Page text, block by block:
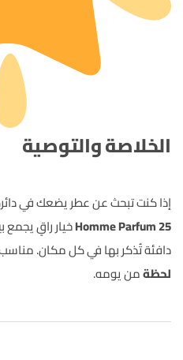
الخلاصة والتوصية
إذا كنت تبحث عن عطر يضعك في
Homme Parfum 25خيار راقٍ يجمع
دافئة تُذكر بها في كل مكان.
لحظةمن يومه.